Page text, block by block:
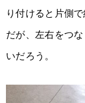
り付けると片側
だが、左右をつ
いだろう。